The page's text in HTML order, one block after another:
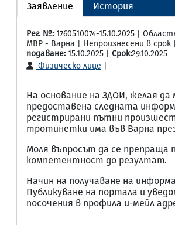
Заявление История
Рег. №: 1760510074-15.10.2025 |
МВР - Варна | Непроизнесени в срок |
подаване: 15.10.2025 | Срок:29.10.2025
Физическо лице
На основание на ЗДОИ, желая да
предоставена следната
регистрирани пътни
тротинетки има във Варна през
Моля въпросът да се препраща
компетентност до резултат.
Начин на получаване на
Публикуване на портала и
посочения в профила и-мейл